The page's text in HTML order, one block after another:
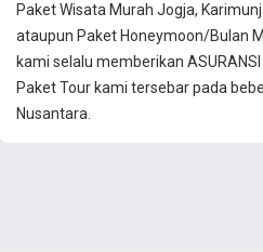
Paket Wisata Murah Jogja,
ataupun Paket Honeymoon/Bulan
kami selalu memberikan
Paket Tour kami tersebar pada
Nusantara.